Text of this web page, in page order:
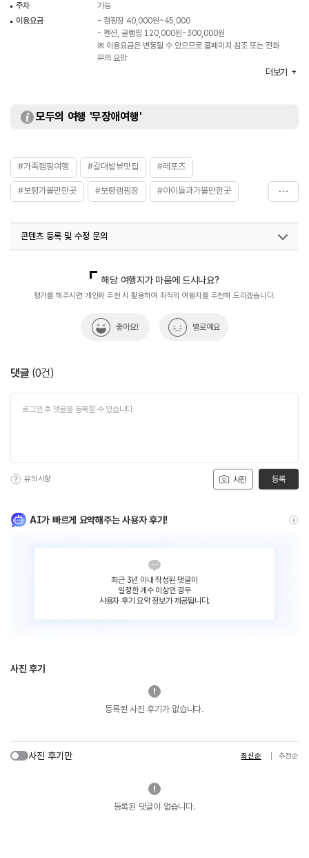
주차
가능
이용요금
- 캠핑장 40,000원~45,000
- 펜션, 글램핑 120,000원~300,000원
※ 이용요금은 변동될 수 있으므로 홈페이지 참조 또는 전화
문의 요망
대여안내
릴선 / 화로대 / 난방기구 / 침낭
더보기
모두의 여행 '무장애여행'
#가족캠핑여행 #갈대밭뷰맛집 #레포츠
#보령가볼만한곳 #보령캠핑장 #아이들과가볼만한곳
콘텐츠 등록 및 수정 문의
해당 여행지가 마음에 드시나요?
평가를 해주시면 개인화 추천 시 활용하여 최적의 여행지를 추천해 드리겠습니다.
좋아요! 별로예요
댓글 (0건)
사진
유의사항 등록
AI가 빠르게 요약해주는 사용자 후기!
최근 3년 이내 작성된 댓글이
일정한 개수 이상인 경우
사용자 후기 요약 정보가 제공됩니다.
사진 후기
등록된 사진 후기가 없습니다.
사진 후기만 최신순 추천순
등록된 댓글이 없습니다.